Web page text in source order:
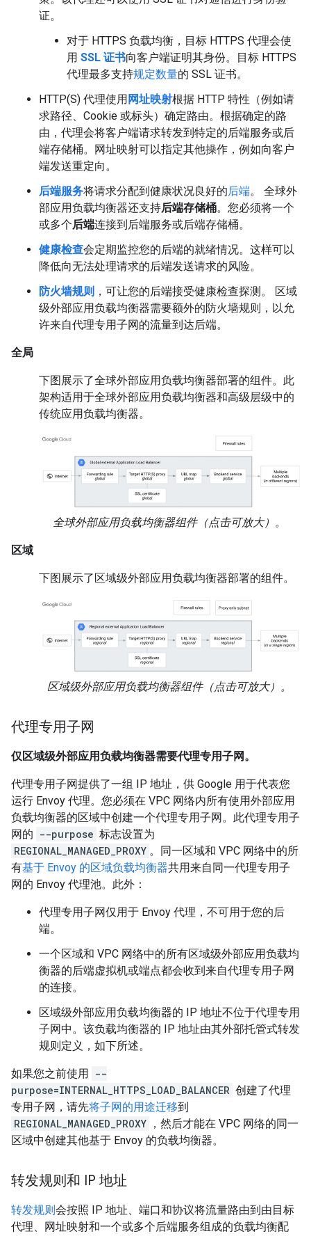
证。
对于 HTTPS 负载均衡，目标 HTTPS 代理会使
用 SSL 证书向客户端证明其身份。目标 HTTPS
代理最多支持规定数量的 SSL 证书。
HTTP(S) 代理使用 网址映射根据 HTTP 特性（例如请
求路径、Cookie 或标头）确定路由。根据确定的路
由，代理会将客户端请求转发到特定的后端服务或后
端存储桶。网址映射可以指定其他操作，例如向客户
端发送重定向。
后端服务将请求分配到健康状况良好的后端。 全球外
部应用负载均衡器还支持后端存储桶。您必须将一个
或多个后端连接到后端服务或后端存储桶。
健康检查会定期监控您的后端的就绪情况。这样可以
降低向无法处理请求的后端发送请求的风险。
防火墙规则 ，可让您的后端接受健康检查探测。 区域
级外部应用负载均衡器需要额外的防火墙规则，以允
许来自代理专用子网的流量到达后端。
全局
下图展示了全球外部应用负载均衡器部署的组件。此
架构适用于全球外部应用负载均衡器和高级层级中的
传统应用负载均衡器。
全球外部应用负载均衡器组件（点击可放大）。
区域
下图展示了区域级外部应用负载均衡器部署的组件。
区域级外部应用负载均衡器组件（点击可放大）。
代理专用子网
仅区域级外部应用负载均衡器需要代理专用子网 。
代理专用子网提供了一组 IP 地址，供 Google 用于代表您
运行 Envoy 代理。您必须在 VPC 网络内所有使用外部应用
负载均衡器的区域中创建一个代理专用子网。 此代理专用子
网的 --purpose 标志设置为
REGIONAL_MANAGED_PROXY 。同一区域和 VPC 网络中的所
有基于 Envoy 的区域负载均衡器共用来自同一代理专用子
网的 Envoy 代理池。此外：
代理专用子网仅用于 Envoy 代理，不可用于您的后
端。
一个区域和 VPC 网络中的所有区域级外部应用负载均
衡器的后端虚拟机或端点都会收到来自代理专用子网
的连接。
区域级外部应用负载均衡器的 IP 地址不位于代理专用
子网中。该负载均衡器的 IP 地址由其外部托管式转发
规则定义，如下所述。
如果您之前使用
--
purpose=INTERNAL_HTTPS_LOAD_BALANCER 创建了代理
专用子网，请先将子网的用途迁移到
REGIONAL_MANAGED_PROXY ，然后才能在 VPC 网络的同一
区域中创建其他基于 Envoy 的负载均衡器。
转发规则和 IP 地址
转发规则 会按照 IP 地址、端口和协议将流量路由到由目标
代理、网址映射和一个或多个后端服务组成的负载均衡配